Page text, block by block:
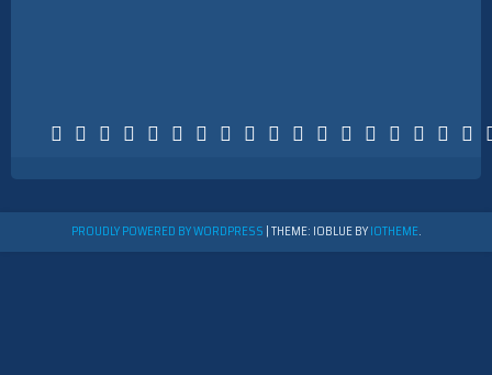
PROUDLY POWERED BY WORDPRESS |THEME: IOBLUE BYIOTHEME.